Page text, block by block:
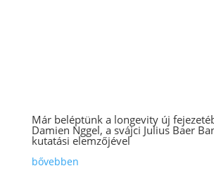
Már beléptünk a longevity új
Damien Nggel, a svájci Julius Baer
kutatási elemzőjével
bővebben